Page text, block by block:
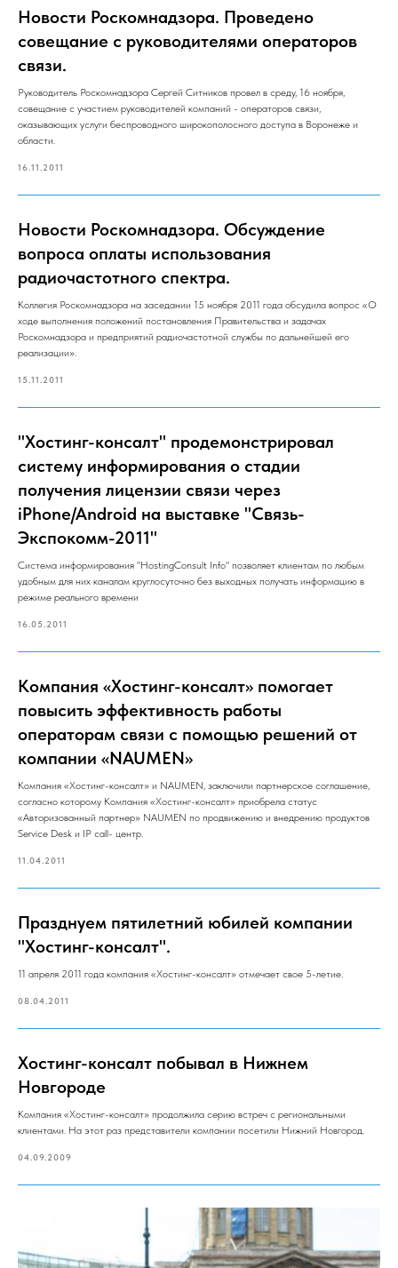
Новости Роскомнадзора. Проведено
совещание с руководителями операторов
связи.
Руководитель Роскомнадзора Сергей Ситников провел в среду, 16 ноября,
совещание с участием руководителей компаний - операторов связи,
оказывающих услуги беспроводного широкополосного доступа в Воронеже и
области.
16.11.2011
Новости Роскомнадзора. Обсуждение
вопроса оплаты использования
радиочастотного спектра.
Коллегия Роскомнадзора на заседании 15 ноября 2011 года обсудила вопрос «О
ходе выполнения положений постановления Правительства и задачах
Роскомнадзора и предприятий радиочастотной службы по дальнейшей его
реализации».
15.11.2011
"Хостинг-консалт" продемонстрировал
систему информирования о стадии
получения лицензии связи через
iPhone/Android на выставке "Связь-
Экспокомм-2011"
Система информирования "HostingConsult Info" позволяет клиентам по любым
удобным для них каналам круглосуточно без выходных получать информацию в
режиме реального времени
16.05.2011
Компания «Хостинг-консалт» помогает
повысить эффективность работы
операторам связи с помощью решений от
компании «NAUMEN»
Компания «Хостинг-консалт» и NAUMEN, заключили партнерское соглашение,
согласно которому Компания «Хостинг-консалт» приобрела статус
«Авторизованный партнер» NAUMEN по продвижению и внедрению продуктов
Service Desk и IP call- центр.
11.04.2011
Празднуем пятилетний юбилей компании
"Хостинг-консалт".
11 апреля 2011 года компания «Хостинг-консалт» отмечает свое 5-летие.
08.04.2011
Хостинг-консалт побывал в Нижнем
Новгороде
Компания «Хостинг-консалт» продолжила серию встреч с региональными
клиентами. На этот раз представители компании посетили Нижний Новгород.
04.09.2009